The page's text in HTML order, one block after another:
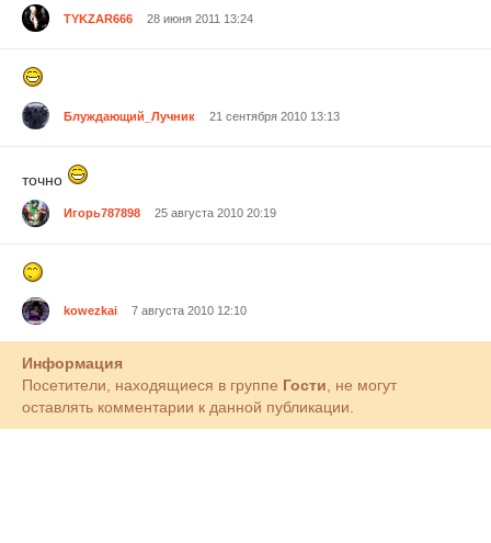
TYKZAR666 28 июня 2011 13:24
Блуждающий_Лучник 21 сентября 2010 13:13
точно
Игорь787898 25 августа 2010 20:19
kowezkai 7 августа 2010 12:10
Информация
Посетители, находящиеся в группе Гости , не могут
оставлять комментарии к данной публикации.